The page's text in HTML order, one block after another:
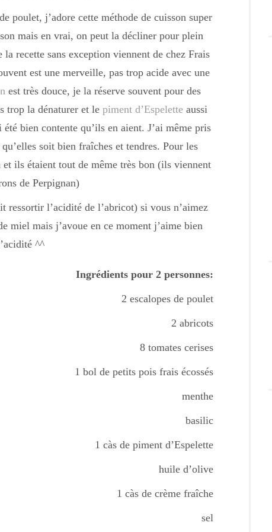
poulet, j’adore cette méthode de cuisson super
mais en vrai, on peut la décliner pour plein
la recette sans exception viennent de chez Frais
est une merveille, pas trop acide avec une
est très douce, je la réserve souvent pour des
trop la dénaturer et le piment d’Espeletteaussi
bien contente qu’ils en aient. J’ai même pris
soit bien fraîches et tendres. Pour les
ils étaient tout de même très bon (ils viennent
de Perpignan)
ressortir l’acidité de l’abricot) si vous n’aimez
miel mais j’avoue en ce moment j’aime bien
^^
Ingrédients pour 2 personnes:
2 escalopes de poulet
2 abricots
8 tomates cerises
1 bol de petits pois frais écossés
menthe
basilic
1 càs de piment d’Espelette
huile d’olive
1 càs de crème fraîche
sel